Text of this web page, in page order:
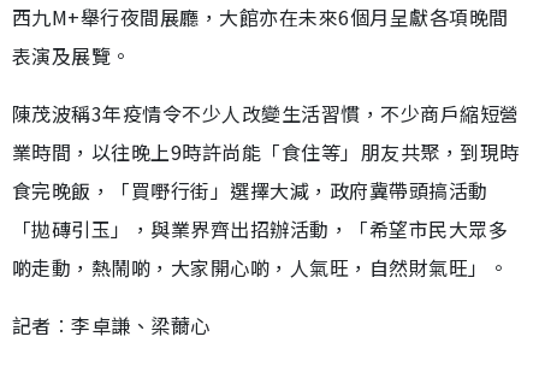
西九M+舉行夜間展廳，大館亦在未來6個月呈獻各項晚間
表演及展覽。
陳茂波稱3年疫情令不少人改變生活習慣，不少商戶縮短營
業時間，以往晚上9時許尚能「食住等」朋友共聚，到現時
食完晚飯，「買嘢行街」選擇大減，政府冀帶頭搞活動
「拋磚引玉」，與業界齊出招辦活動，「希望市民大眾多
啲走動，熱鬧啲，大家開心啲，人氣旺，自然財氣旺」。
記者︰李卓謙、梁薾心